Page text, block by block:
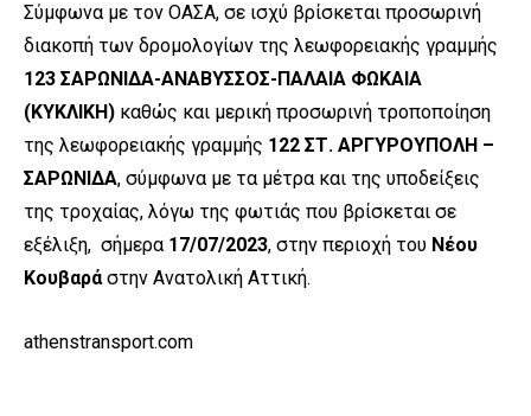
Σύμφωνα με τον ΟΑΣΑ, σε ισχύ βρίσκεται προσωρινή
διακοπή των δρομολογίων της λεωφορειακής γραμμής
123 ΣΑΡΩΝΙΔΑ-ΑΝΑΒΥΣΣΟΣ-ΠΑΛΑΙΑ ΦΩΚΑΙΑ
(ΚΥΚΛΙΚΗ) καθώς και μερική προσωρινή τροποποίηση
της λεωφορειακής γραμμής 122 ΣΤ. ΑΡΓΥΡΟΥΠΟΛΗ –
ΣΑΡΩΝΙΔΑ, σύμφωνα με τα μέτρα και της υποδείξεις
της τροχαίας, λόγω της φωτιάς που βρίσκεται σε
εξέλιξη, σήμερα 17/07/2023, στην περιοχή του Νέου
Κουβαράστην Ανατολική Αττική.
athenstransport.com